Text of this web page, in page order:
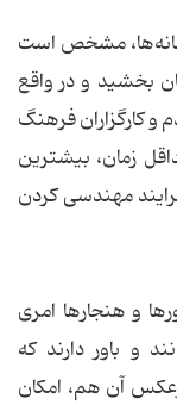
مشخص است
بخشید و در واقع
و کارگزاران فرهنگ
زمان، بیشترین
مهندسی کردن
و هنجارها امری
و باور دارند که
آن هم، امکان